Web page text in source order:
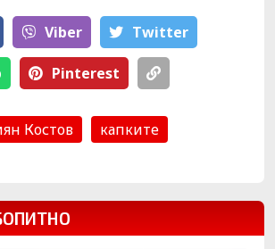
Viber Тwitter
Pinterest
Костов капките